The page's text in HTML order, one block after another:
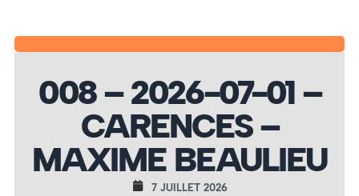
008 – 2026-07-01 –
CARENCES –
MAXIME BEAULIEU
7 JUILLET 2026